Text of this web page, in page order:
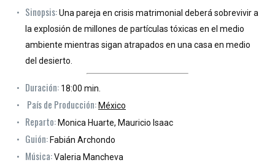
Sinopsis:Una pareja en crisis matrimonial deberá sobrevivir a
la explosión de millones de partículas tóxicas en el medio
ambiente mientras sigan atrapados en una casa en medio
del desierto.
Duración: 18:00 min.
País de Producción: México
Reparto: Monica Huarte, Mauricio Isaac
Guión: Fabián Archondo
Música:Valeria Mancheva